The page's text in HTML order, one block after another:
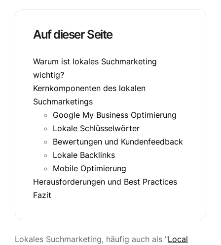
Auf dieser Seite
Warum ist lokales Suchmarketing
wichtig?
Kernkomponenten des lokalen
Suchmarketings
Google My Business Optimierung
Lokale Schlüsselwörter
Bewertungen und Kundenfeedback
Lokale Backlinks
Mobile Optimierung
Herausforderungen und Best Practices
Fazit
Lokales Suchmarketing, häufig auch als "Local